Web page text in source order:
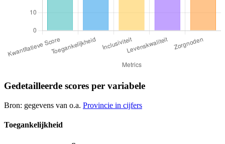
Gedetailleerde scores per variabele
Bron: gegevens van o.a. Provincie in cijfers
Toegankelijkheid